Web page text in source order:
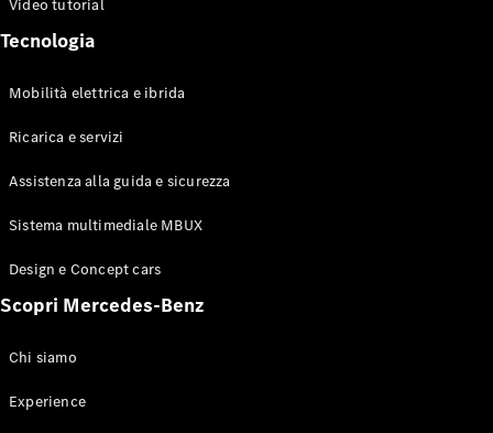
Video tutorial
Tecnologia
Mobilità elettrica e ibrida
Ricarica e servizi
Assistenza alla guida e sicurezza
Sistema multimediale MBUX
Design e Concept cars
Scopri Mercedes-Benz
Chi siamo
Experience